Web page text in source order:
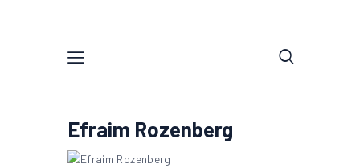
Efraim Rozenberg